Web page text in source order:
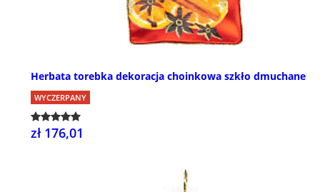
Herbata torebka dekoracja choinkowa szkło dmuchane
WYCZERPANY
zł 176,01